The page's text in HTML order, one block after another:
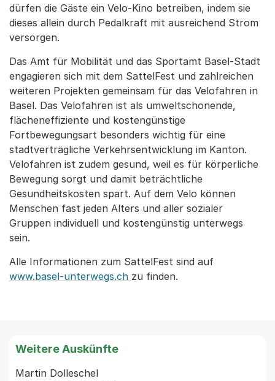
dürfen die Gäste ein Velo-Kino betreiben, indem sie
dieses allein durch Pedalkraft mit ausreichend Strom
versorgen.
Das Amt für Mobilität und das Sportamt Basel-Stadt
engagieren sich mit dem SattelFest und zahlreichen
weiteren Projekten gemeinsam für das Velofahren in
Basel. Das Velofahren ist als umweltschonende,
flächeneffiziente und kostengünstige
Fortbewegungsart besonders wichtig für eine
stadtverträgliche Verkehrsentwicklung im Kanton.
Velofahren ist zudem gesund, weil es für körperliche
Bewegung sorgt und damit beträchtliche
Gesundheitskosten spart. Auf dem Velo können
Menschen fast jeden Alters und aller sozialer
Gruppen individuell und kostengünstig unterwegs
sein.
Alle Informationen zum SattelFest sind auf
www.basel-unterwegs.ch zu finden.
Weitere Auskünfte
Martin Dolleschel